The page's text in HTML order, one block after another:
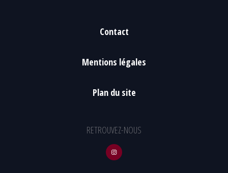
Contact
Mentions légales
Plan du site
RETROUVEZ-NOUS